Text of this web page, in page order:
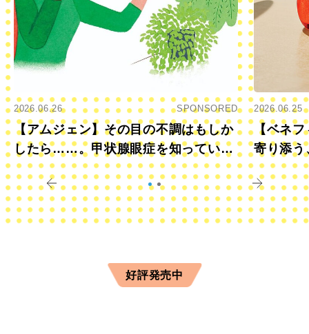
2026.06.26 SPONSORED
【アムジェン】その目の不調はもしか
したら……。甲状腺眼症を知っていま
すか？
2026.06.25
【ベネフ
寄り添う
きに
好評発売中